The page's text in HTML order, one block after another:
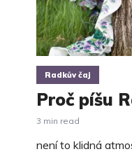
Radkův čaj
Proč píšu
3 min read
není to klidná